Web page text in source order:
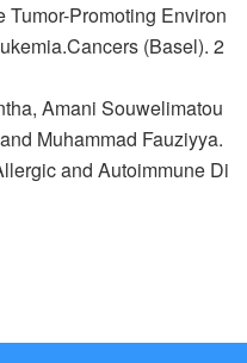
Tumor-Promoting Environ
(Basel). 2
Amani Souwelimatou
Muhammad Fauziyya.
and Autoimmune Di